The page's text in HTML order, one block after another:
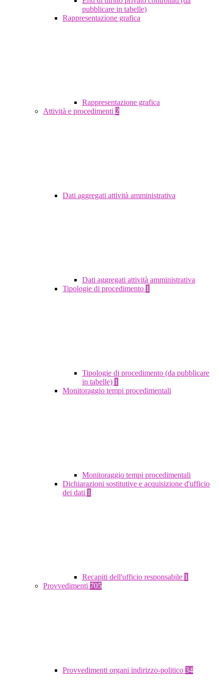
pubblicare in tabelle)
Rappresentazione grafica
Rappresentazione grafica
Attività e procedimenti 2
Dati aggregati attività amministrativa
Dati aggregati attività amministrativa
Tipologie di procedimento 1
Tipologie di procedimento (da pubblicare
in tabelle) 1
Monitoraggio tempi procedimentali
Monitoraggio tempi procedimentali
Dichiarazioni sostitutive e acquisizione d'ufficio
dei dati 1
Recapiti dell'ufficio responsabile 1
Provvedimenti 705
Provvedimenti organi indirizzo-politico 34